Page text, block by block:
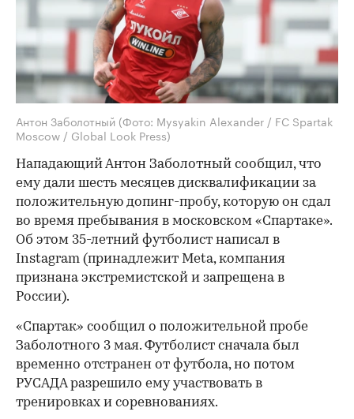
Антон Заболотный (Фото: Mysyakin Alexander / FC Spartak
Moscow / Global Look Press)
Нападающий Антон Заболотный сообщил, что
ему дали шесть месяцев дисквалификации за
положительную допинг-пробу, которую он сдал
во время пребывания в московском «Спартаке».
Об этом 35-летний футболист написал в
Instagram (принадлежит Meta, компания
признана экстремистской и запрещена в
России).
«Спартак» сообщил о положительной пробе
Заболотного 3 мая. Футболист сначала был
временно отстранен от футбола, но потом
РУСАДА разрешило ему участвовать в
тренировках и соревнованиях.